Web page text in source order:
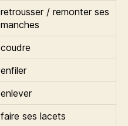
retrousser / remonter ses
manches
coudre
enfiler
enlever
faire ses lacets